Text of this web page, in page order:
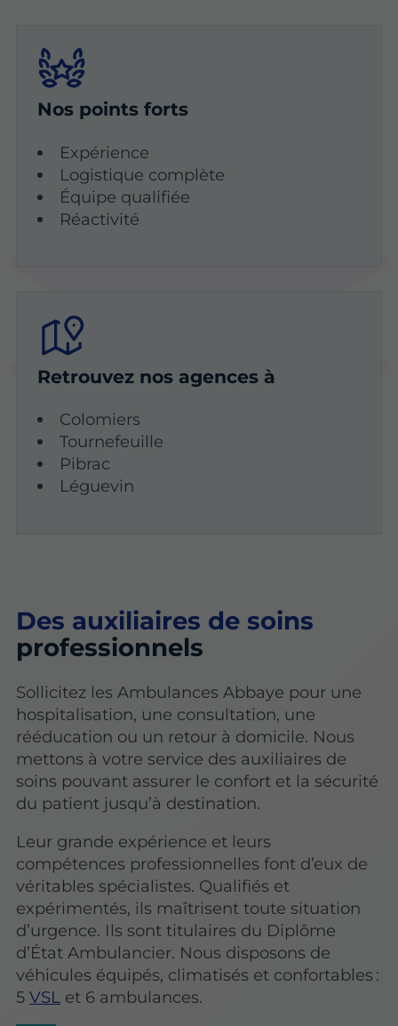
Nos points forts
Expérience
Logistique complète
Équipe qualifiée
Réactivité
Retrouvez nos agences à
Colomiers
Tournefeuille
Pibrac
Léguevin
Des auxiliaires de soins
professionnels
Sollicitez les Ambulances Abbaye pour une
hospitalisation, une consultation, une
rééducation ou un retour à domicile. Nous
mettons à votre service des auxiliaires de
soins pouvant assurer le confort et la sécurité
du patient jusqu’à destination.
Leur grande expérience et leurs
compétences professionnelles font d’eux de
véritables spécialistes. Qualifiés et
expérimentés, ils maîtrisent toute situation
d’urgence. Ils sont titulaires du Diplôme
d’État Ambulancier. Nous disposons de
véhicules équipés, climatisés et confortables :
5VSL et 6 ambulances.